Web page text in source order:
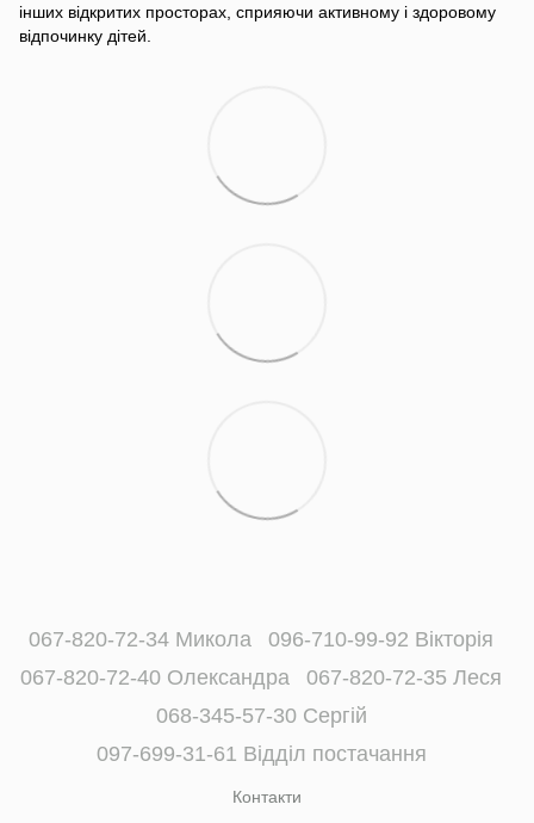
інших відкритих просторах, сприяючи активному і здоровому
відпочинку дітей.
067-820-72-34 Микола
096-710-99-92 Вікторія
067-820-72-40 Олександра
067-820-72-35 Леся
068-345-57-30 Сергій
097-699-31-61 Відділ постачання
Контакти